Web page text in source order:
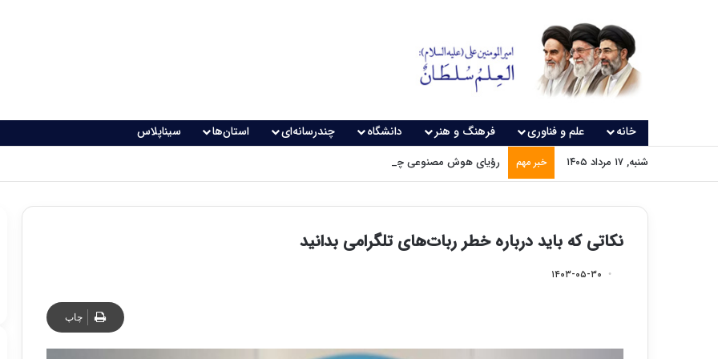
خانه علم و فناوری فرهنگ و هنر دانشگاه چندرسانه‌ای استان‌ها سیناپلاس
شنبه, ۱۷ مرداد ۱۴۰۵ خبر مهم رؤیای هوش مصنوعی چه زمانی واقعی می‌شود؟
نکاتی که باید درباره خطر ربات‌های تلگرامی بدانید
۱۴۰۳-۰۵-۳۰
چاپ